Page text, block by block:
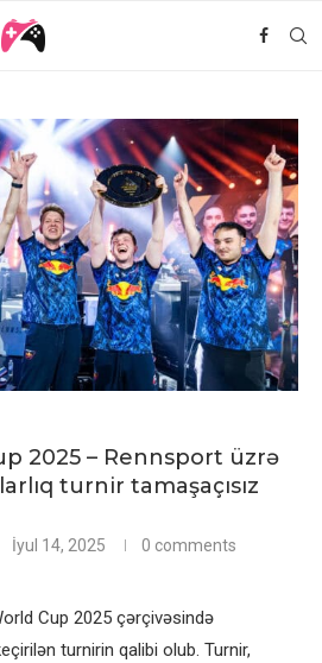
2025 – Rennsport üzrə
turnir tamaşaçısız
İyul 14, 2025 0 comments
Cup 2025 çərçivəsində
turnirin qalibi olub. Turnir,